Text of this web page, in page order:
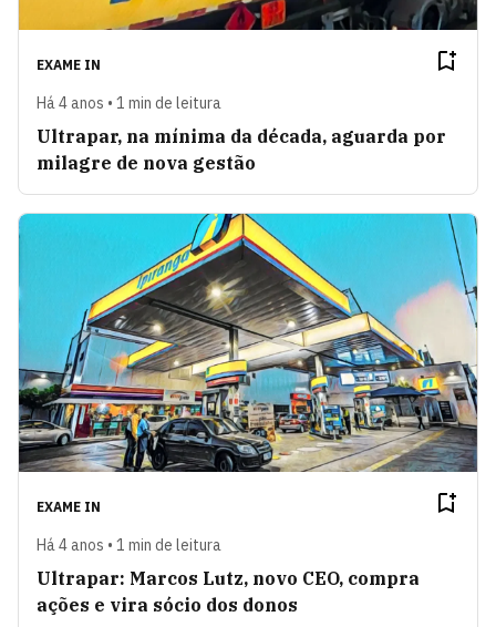
EXAME IN
Há 4 anos • 1 min de leitura
Ultrapar, na mínima da década, aguarda por
milagre de nova gestão
EXAME IN
Há 4 anos • 1 min de leitura
Ultrapar: Marcos Lutz, novo CEO, compra
ações e vira sócio dos donos